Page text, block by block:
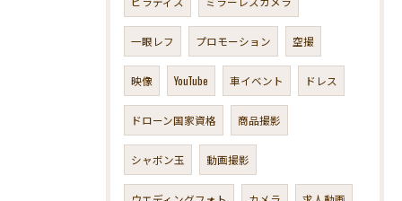
一眼レフ プロモーション 空撮
映像 YouTube 車イベント ドレス
ドローン国家資格 商品撮影
シャボン玉 動画撮影